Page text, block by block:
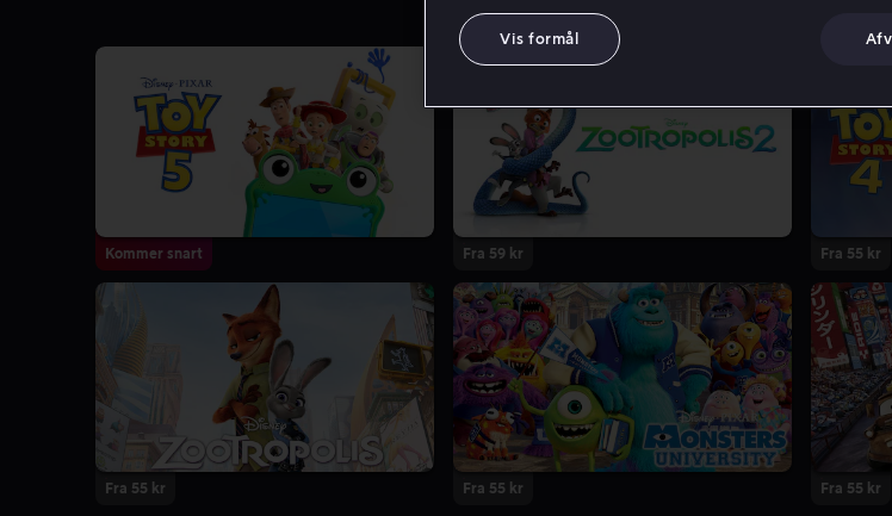
Kommer snart Fra 59 kr Fra 55 kr
Fra 55 kr Fra 55 kr Fra 55 kr
Vis formål